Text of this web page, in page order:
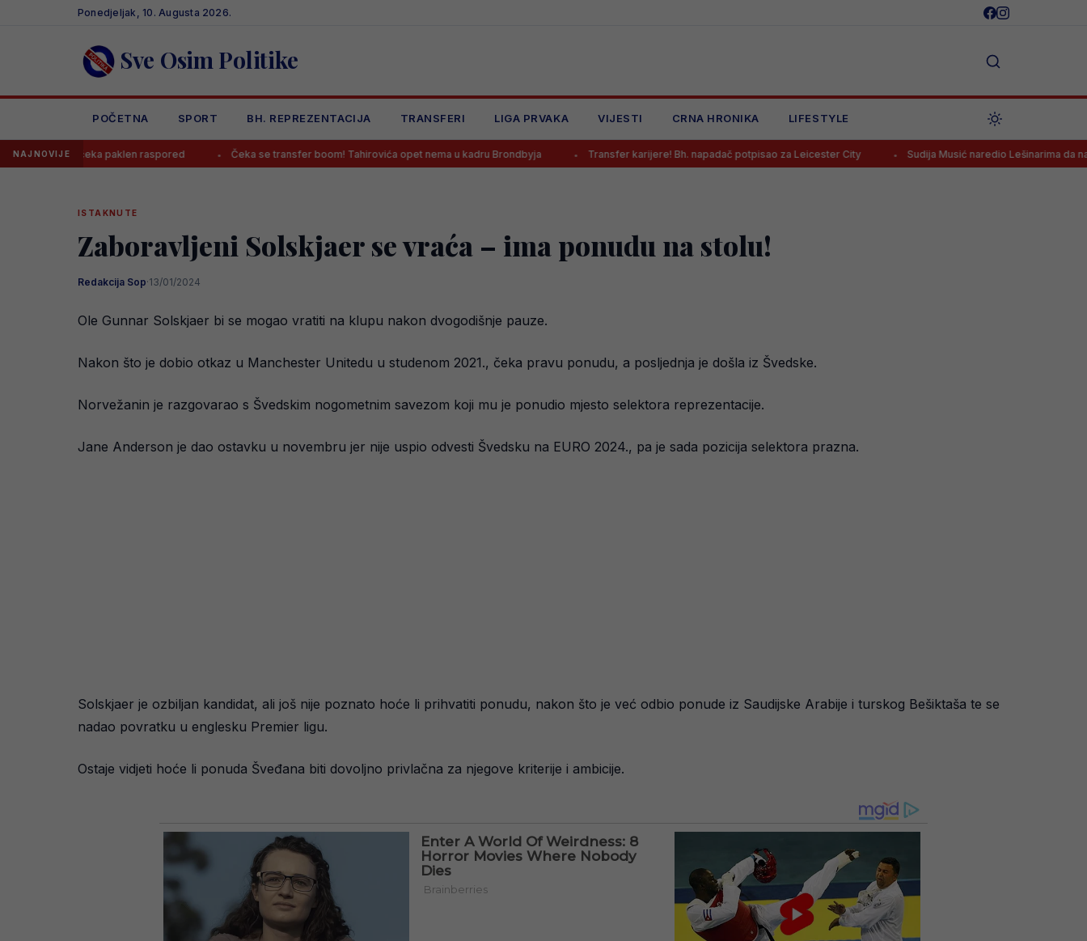
Ponedjeljak, 10. Augusta 2026.
Sve Osim Politike
POČETNA SPORT BH. REPREZENTACIJA TRANSFERI LIGA PRVAKA VIJESTI CRNA HRONIKA LIFESTYLE
NAJNOVIJE
čeka paklen raspored Čeka se transfer boom! Tahirovića opet nema u kadru Brondbyja Transfer karijere! Bh. napadač potpisao za Leicester City Sudija Musić naredio Lešinarima da napuste
ISTAKNUTE
Zaboravljeni Solskjaer se vraća – ima ponudu na stolu!
Redakcija Sop·13/01/2024
Ole Gunnar Solskjaer bi se mogao vratiti na klupu nakon dvogodišnje pauze.
Nakon što je dobio otkaz u Manchester Unitedu u studenom 2021., čeka pravu ponudu, a posljednja je došla iz Švedske.
Norvežanin je razgovarao s Švedskim nogometnim savezom koji mu je ponudio mjesto selektora reprezentacije.
Jane Anderson je dao ostavku u novembru jer nije uspio odvesti Švedsku na EURO 2024., pa je sada pozicija selektora prazna.
Solskjaer je ozbiljan kandidat, ali još nije poznato hoće li prihvatiti ponudu, nakon što je već odbio ponude iz Saudijske Arabije i turskog Bešiktaša te se
nadao povratku u englesku Premier ligu.
Ostaje vidjeti hoće li ponuda Šveđana biti dovoljno privlačna za njegove kriterije i ambicije.